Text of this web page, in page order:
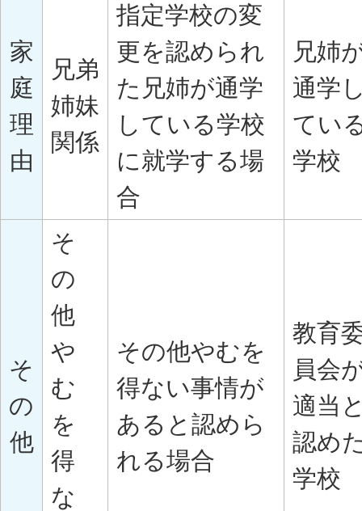
家
庭
理
由
兄弟
姉妹
関係
指定学校の変
更を認められ
た兄姉が通学
している学校
に就学する場
合
兄姉
通学
てい
学校
そ
の
他
そ
の
他
や
む
を
得
な
その他やむを
得ない事情が
あると認めら
れる場合
教育
員会
適当
認め
学校